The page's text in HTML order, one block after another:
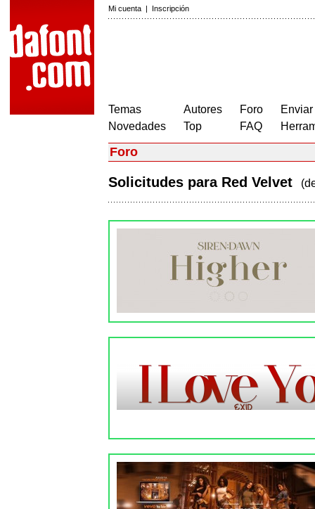
Mi cuenta | Inscripción
Temas
Novedades
Autores
Top
Foro
FAQ
Foro
Solicitudes para Red Velvet